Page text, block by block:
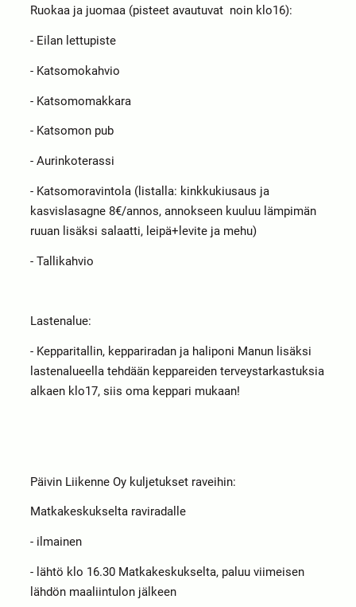
Ruokaa ja juomaa (pisteet avautuvat noin klo16):
- Eilan lettupiste
- Katsomokahvio
- Katsomomakkara
- Katsomon pub
- Aurinkoterassi
- Katsomoravintola (listalla: kinkkukiusaus ja
kasvislasagne 8€/annos, annokseen kuuluu lämpimän
ruuan lisäksi salaatti, leipä+levite ja mehu)
- Tallikahvio
Lastenalue:
- Kepparitallin, keppariradan ja haliponi Manun lisäksi
lastenalueella tehdään keppareiden terveystarkastuksia
alkaen klo17, siis oma keppari mukaan!
Päivin Liikenne Oy kuljetukset raveihin:
Matkakeskukselta raviradalle
- ilmainen
- lähtö klo 16.30 Matkakeskukselta, paluu viimeisen
lähdön maaliintulon jälkeen